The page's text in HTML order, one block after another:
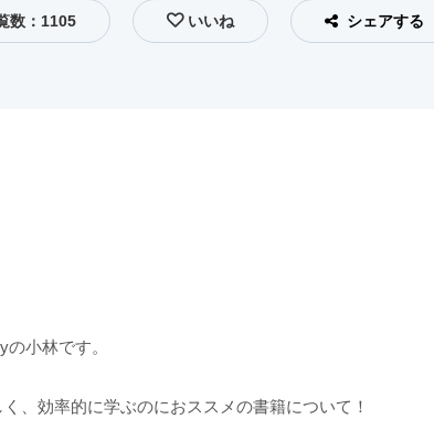
数：1105 いいね シェアする
小林です。
、効率的に学ぶのにおススメの書籍について！